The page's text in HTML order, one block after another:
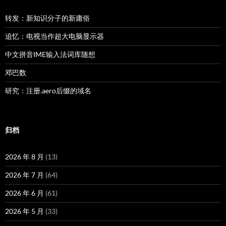
转发：新知识分子的新庸俗
追忆：电视当作超大电脑显示器
中文拼音IME输入法词库随想
邓巴数
研究：注册.aero后缀的域名
归档
2026 年 8 月 (13)
2026 年 7 月 (64)
2026 年 6 月 (61)
2026 年 5 月 (33)